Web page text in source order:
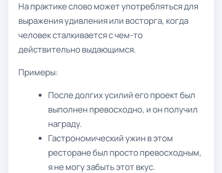
На практике слово может употребляться для
выражения удивления или восторга, когда
человек сталкивается с чем-то
действительно выдающимся.
Примеры:
После долгих усилий его проект был
выполнен превосходно, и он получил
награду.
Гастрономический ужин в этом
ресторане был просто превосходным,
я не могу забыть этот вкус.